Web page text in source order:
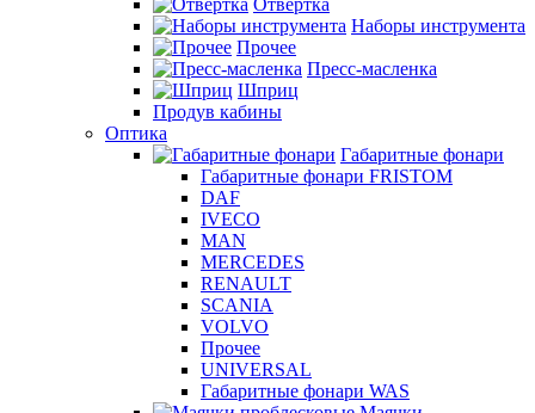
Отвертка
Наборы инструмента
Прочее
Пресс-масленка
Шприц
Продув кабины
Оптика
Габаритные фонари
Габаритные фонари FRISTOM
DAF
IVECO
MAN
MERCEDES
RENAULT
SCANIA
VOLVO
Прочее
UNIVERSAL
Габаритные фонари WAS